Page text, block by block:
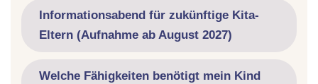
Informationsabend für zukünftige Kita-
Eltern (Aufnahme ab August 2027)
Welche Fähigkeiten benötigt mein Kind